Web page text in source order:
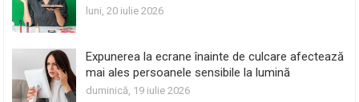
luni, 20 iulie 2026
Expunerea la ecrane înainte de culcare afectează
mai ales persoanele sensibile la lumină
duminică, 19 iulie 2026